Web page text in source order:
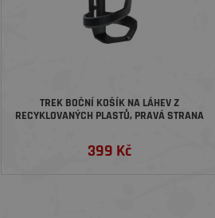
TREK BOČNÍ KOŠÍK NA LÁHEV Z
RECYKLOVANÝCH PLASTŮ, PRAVÁ STRANA
399 Kč